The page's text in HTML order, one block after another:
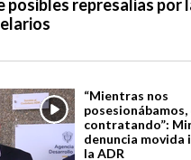
posibles represalias por
“Mientras nos
posesionábamos,
contratando”:
denuncia movida
la ADR